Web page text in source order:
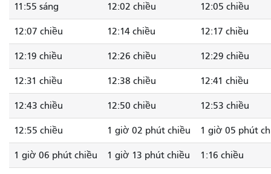
11:55 sáng 12:02 chiều 12:05 chiều
12:07 chiều 12:14 chiều 12:17 chiều
12:19 chiều 12:26 chiều 12:29 chiều
12:31 chiều 12:38 chiều 12:41 chiều
12:43 chiều 12:50 chiều 12:53 chiều
12:55 chiều 1 giờ 02 phút chiều 1 giờ 05 phút
1 giờ 06 phút chiều 1 giờ 13 phút chiều 1:16 chiều